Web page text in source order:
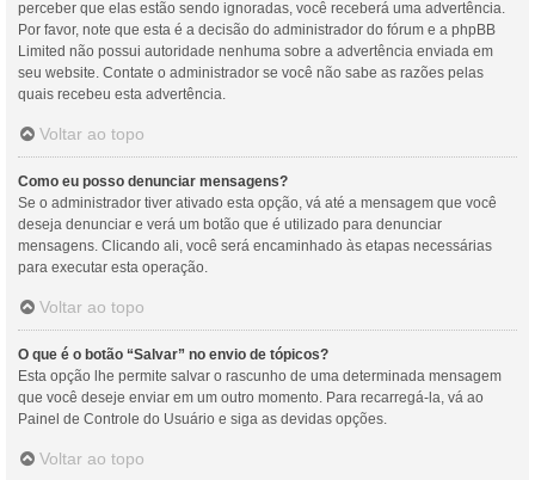
perceber que elas estão sendo ignoradas, você receberá uma advertência.
Por favor, note que esta é a decisão do administrador do fórum e a phpBB
Limited não possui autoridade nenhuma sobre a advertência enviada em
seu website. Contate o administrador se você não sabe as razões pelas
quais recebeu esta advertência.
Voltar ao topo
Como eu posso denunciar mensagens?
Se o administrador tiver ativado esta opção, vá até a mensagem que você
deseja denunciar e verá um botão que é utilizado para denunciar
mensagens. Clicando ali, você será encaminhado às etapas necessárias
para executar esta operação.
Voltar ao topo
O que é o botão “Salvar” no envio de tópicos?
Esta opção lhe permite salvar o rascunho de uma determinada mensagem
que você deseje enviar em um outro momento. Para recarregá-la, vá ao
Painel de Controle do Usuário e siga as devidas opções.
Voltar ao topo